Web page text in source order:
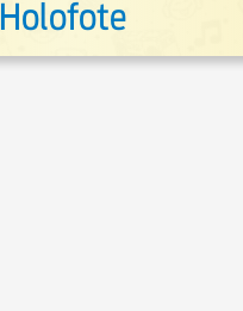
Holofote